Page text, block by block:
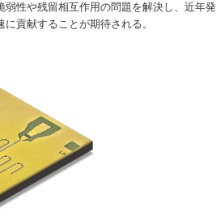
性や残留相互作用の問題を解決し、近年発
貢献することが期待される。